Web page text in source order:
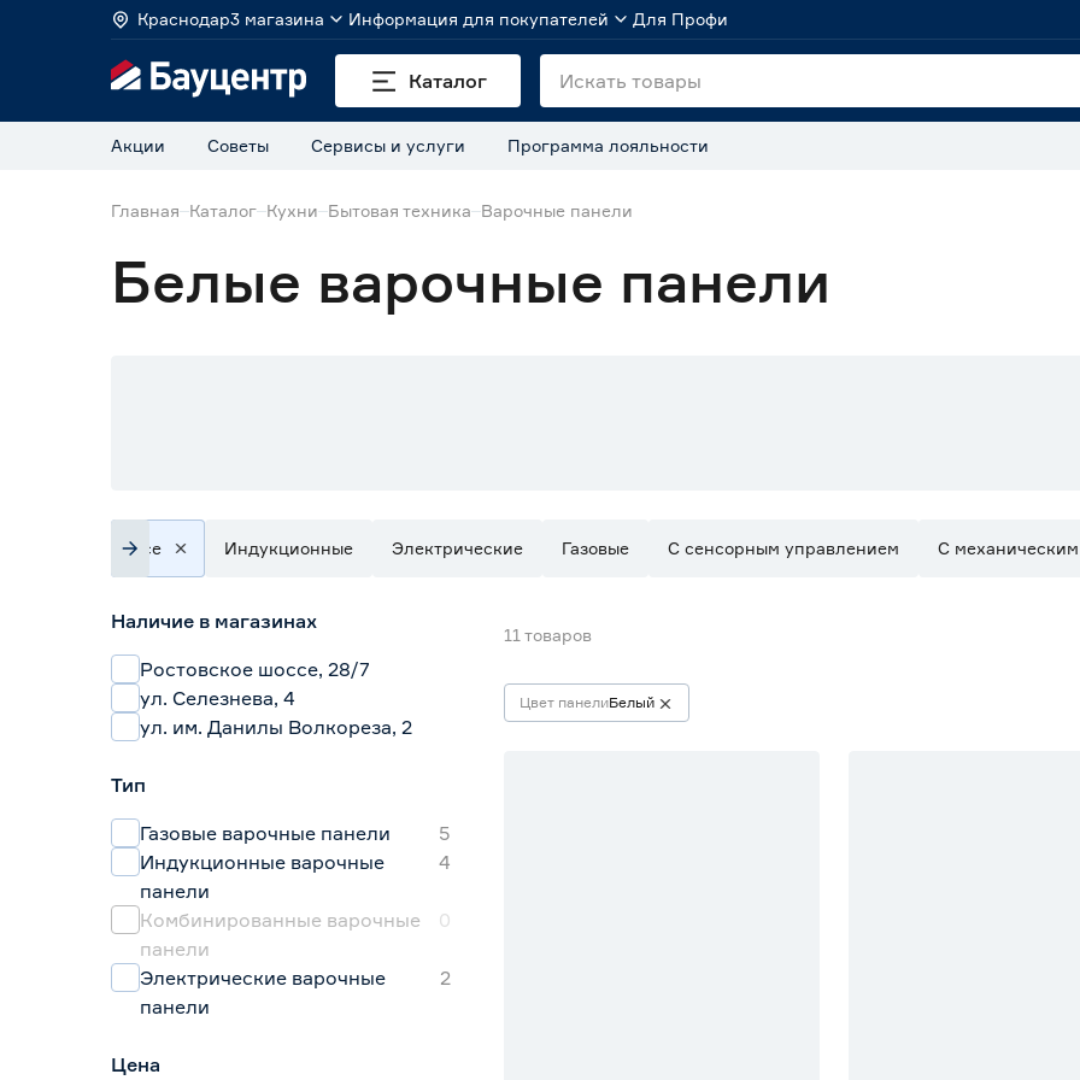
Краснодар3 магазина Информация для покупателей Для Профи
Каталог
Акции Советы Сервисы и услуги Программа лояльности
Главная Каталог Кухни Бытовая техника Варочные панели
Белые варочные панели
Все Индукционные Электрические Газовые С сенсорным управлением С
Наличие в магазинах
Ростовское шоссе, 28/7
ул. Селезнева, 4
ул. им. Данилы Волкореза, 2
Тип
Газовые варочные панели
5
Индукционные варочные
панели
4
Комбинированные варочные
панели
0
Электрические варочные
панели
2
Цена
11 товаров
Цвет панелиБелый